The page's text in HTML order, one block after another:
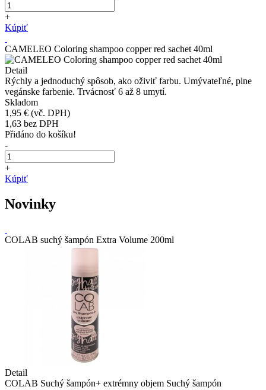
+
Kúpiť
CAMELEO Coloring shampoo copper red sachet 40ml
Detail
Rýchly a jednoduchý spôsob, ako oživiť farbu. Umývateľné, plne
vegánske farbenie. Trvácnosť 6 až 8 umytí.
Skladom
1,95 € (vč. DPH)
1,63 bez DPH
Přidáno do košíku!
-
+
Kúpiť
Novinky
COLAB suchý šampón Extra Volume 200ml
Detail
COLAB Suchý šampón+ extrémny objem Suchý šampón